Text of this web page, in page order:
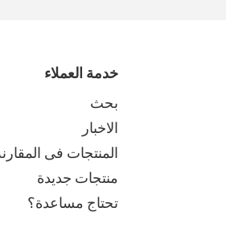
خدمة العملاء
بحث
الاخبار
المنتجات فى
منتجات جديدة
تحتاج مساعدة؟